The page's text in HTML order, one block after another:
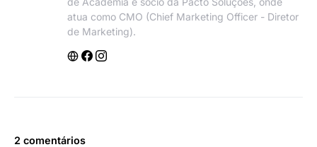
atua como CMO (Chief Marketing Officer - Diretor
de Marketing).
2 comentários